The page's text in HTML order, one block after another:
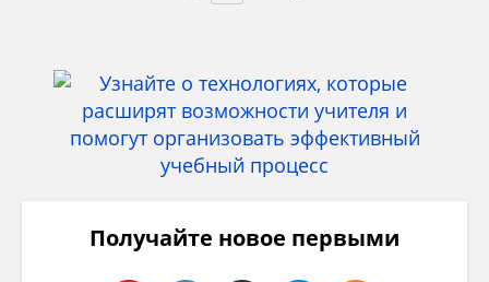
Получайте новое первыми